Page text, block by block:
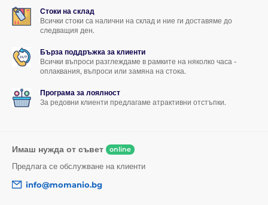
Стоки на склад
Всички стоки са налични на склад и ние ги доставяме до
следващия ден.
Бърза поддръжка за клиенти
Всички въпроси разглеждаме в рамките на няколко часа -
оплаквания, въпроси или замяна на стока.
Програма за лоялност
За редовни клиенти предлагаме атрактивни отстъпки.
Имаш нужда от съвет online
Предлага се обслужване на клиенти
info@momanio.bg